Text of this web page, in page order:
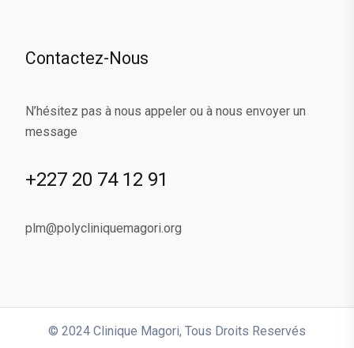
Contactez-Nous
N’hésitez pas à nous appeler ou à nous envoyer un
message
+227 20 74 12 91
plm@polycliniquemagori.org
© 2024 Clinique Magori, Tous Droits Reservés